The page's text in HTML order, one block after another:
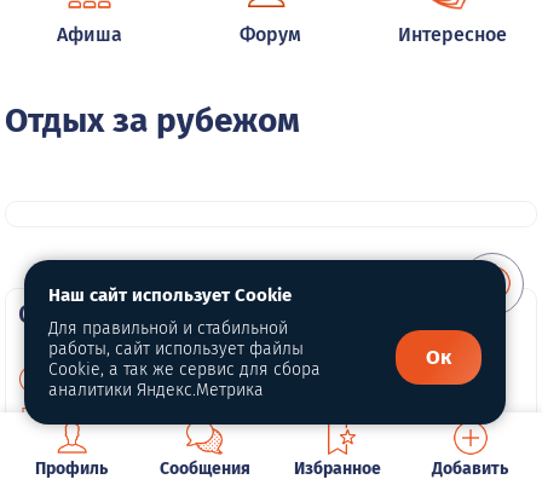
Афиша Форум Интересное
Отдых за рубежом
О портале
О нас
Политика конфиденциальности
Обработка персональных данных
Профиль Сообщения Избранное Добавить
Наш сайт использует Cookie
Для правильной и стабильной
работы, сайт использует файлы
Cookie, а так же сервис для сбора
аналитики Яндекс.Метрика
Ок